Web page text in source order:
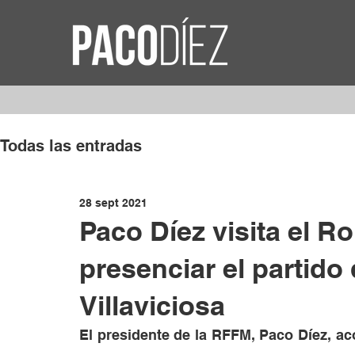
Todas las entradas
Paco Díez visita el
presenciar el partido
Villaviciosa
28 sept 2021
El presidente de la RFFM, Paco Díez,